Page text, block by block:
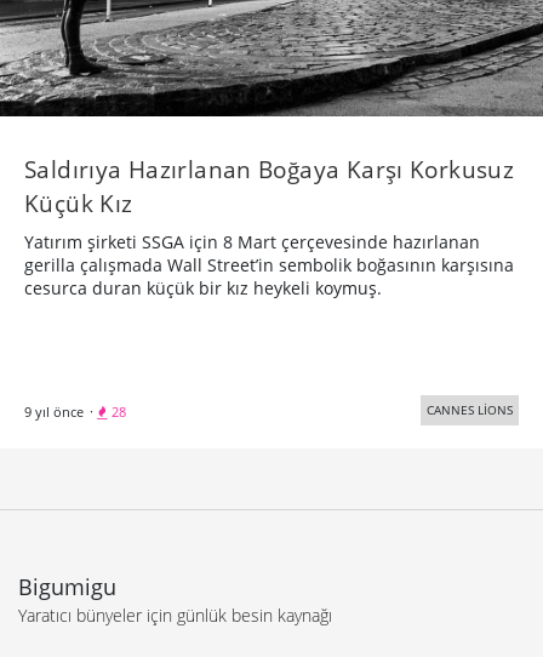
Saldırıya Hazırlanan Boğaya Karşı Korkusuz
Küçük Kız
Yatırım şirketi SSGA için 8 Mart çerçevesinde hazırlanan
gerilla çalışmada Wall Street’in sembolik boğasının karşısına
cesurca duran küçük bir kız heykeli koymuş.
9 yıl önce · 28 CANNES LİONS
Bigumigu
Yaratıcı bünyeler için günlük besin kaynağı